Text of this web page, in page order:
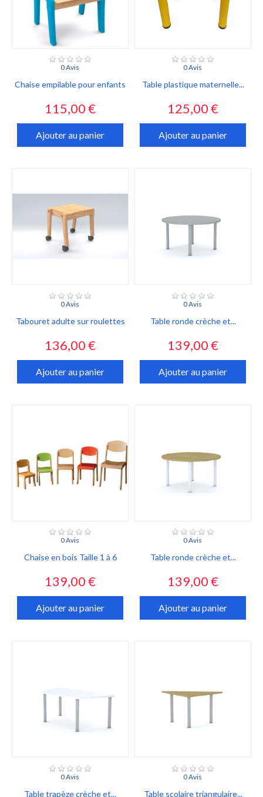
0 Avis
Chaise empilable pour enfants
Prix
115,00 €
Ajouter au panier
0 Avis
Table plastique maternelle...
Prix
125,00 €
Ajouter au panier
0 Avis
Tabouret adulte sur roulettes
Prix
136,00 €
Ajouter au panier
0 Avis
Table ronde crèche et...
Prix
139,00 €
Ajouter au panier
0 Avis
Chaise en bois Taille 1 à 6
Prix
139,00 €
Ajouter au panier
0 Avis
Table ronde crèche et...
Prix
139,00 €
Ajouter au panier
0 Avis
Table trapèze crèche et...
0 Avis
Table scolaire triangulaire...